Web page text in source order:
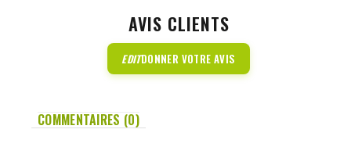
AVIS CLIENTS
EDITDONNER VOTRE AVIS
COMMENTAIRES (0)